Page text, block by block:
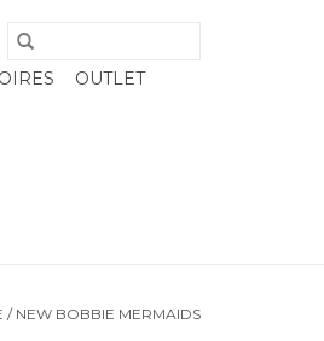
OUTLET
/ NEW BOBBIE MERMAIDS